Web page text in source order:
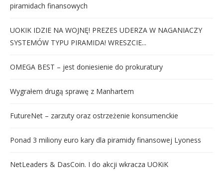
piramidach finansowych
UOKIK IDZIE NA WOJNĘ! PREZES UDERZA W NAGANIACZY
SYSTEMÓW TYPU PIRAMIDA! WRESZCIE...
OMEGA BEST – jest doniesienie do prokuratury
Wygrałem drugą sprawę z Manhartem
FutureNet – zarzuty oraz ostrzeżenie konsumenckie
Ponad 3 miliony euro kary dla piramidy finansowej Lyoness
NetLeaders & DasCoin. I do akcji wkracza UOKiK